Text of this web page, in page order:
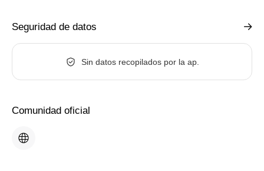
Seguridad de datos
Sin datos recopilados por la ap.
Comunidad oficial